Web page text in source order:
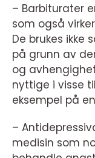
– Barbiturater
som også
De brukes ikke
på grunn av
og
nyttige i visse
eksempel på
–
medisin som